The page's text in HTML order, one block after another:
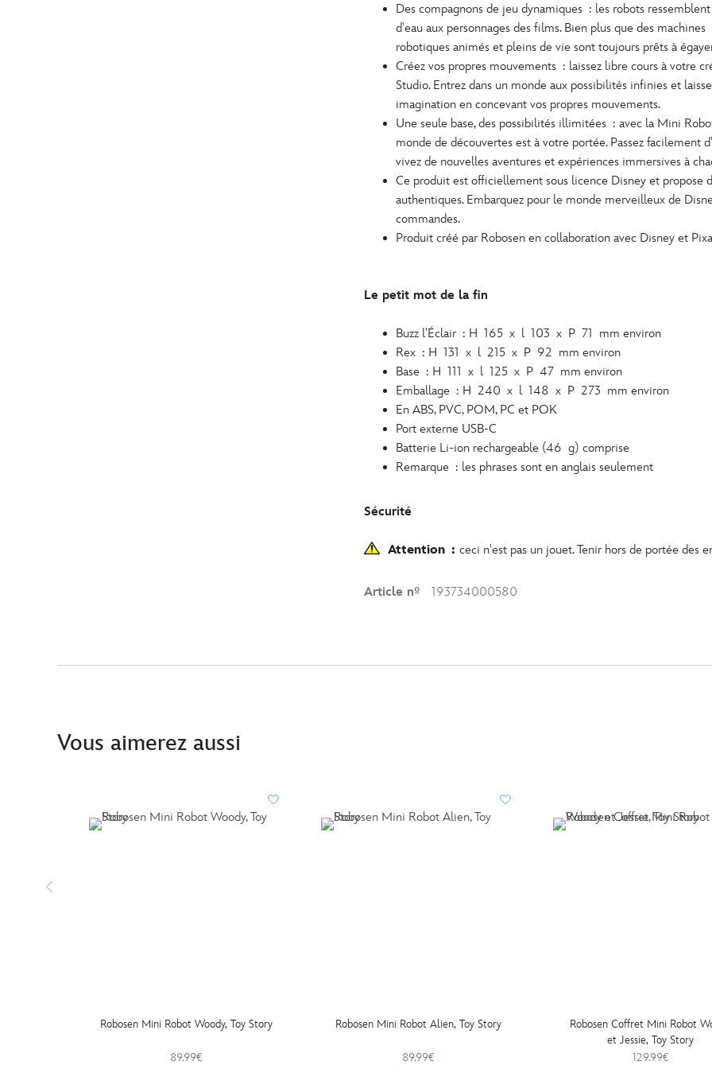
Des compagnons de jeu dynamiques : les robots
d'eau aux personnages des films. Bien plus que des
robotiques animés et pleins de vie sont toujours prêts à
Créez vos propres mouvements : laissez libre cours à votre
Studio. Entrez dans un monde aux possibilités infinies et
imagination en concevant vos propres mouvements.
Une seule base, des possibilités illimitées : avec la Mini
monde de découvertes est à votre portée. Passez facilement
vivez de nouvelles aventures et expériences immersives à
Ce produit est officiellement sous licence Disney et propose
authentiques. Embarquez pour le monde merveilleux de
commandes.
Produit créé par Robosen en collaboration avec Disney et
Le petit mot de la fin
Buzz l'Éclair : H 165 x l 103 x P 71 mm environ
Rex : H 131 x l 215 x P 92 mm environ
Base : H 111 x l 125 x P 47 mm environ
Emballage : H 240 x l 148 x P 273 mm environ
En ABS, PVC, POM, PC et POK
Port externe USB-C
Batterie Li-ion rechargeable (46 g) comprise
Remarque : les phrases sont en anglais seulement
Sécurité
Attention : ceci n'est pas un jouet. Tenir hors de portée des
Article nº 193734000580
Vous aimerez aussi
Robosen Mini Robot Woody, Toy Story
89.99€
Robosen Mini Robot Alien, Toy Story
89.99€
Robosen Coffret Mini Robot
et Jessie, Toy Story
129.99€